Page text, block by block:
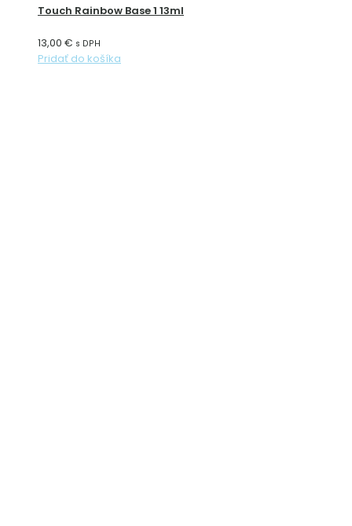
Touch Rainbow Base 1 13ml
13,00 € s DPH
Pridať do košíka